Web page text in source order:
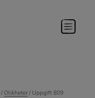
/Olikheter/ Uppgift 809